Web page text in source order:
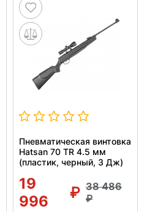
Пневматическая винтовка
Hatsan 70 TR 4.5 мм
(пластик, черный, 3 Дж)
19
996
38 486